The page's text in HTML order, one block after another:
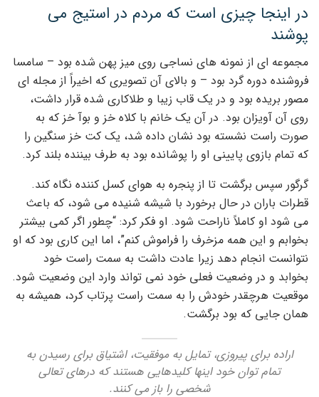
در اینجا چیزی است که مردم در استیج می
پوشند
مجموعه ای از نمونه های نساجی روی میز پهن شده بود – سامسا
فروشنده دوره گرد بود – و بالای آن تصویری که اخیراً از مجله ای
مصور بریده بود و در یک قاب زیبا و طلاکاری شده قرار داشت،
روی آن آویزان بود. در آن یک خانم با کلاه خز و بوآ خز که به
صورت راست نشسته بود نشان داده شد، یک کت خز سنگین را
که تمام بازوی پایینی او را پوشانده بود به طرف بیننده بلند کرد.
گرگور سپس برگشت تا از پنجره به هوای کسل کننده نگاه کند.
قطرات باران در حال برخورد با شیشه شنیده می شود، که باعث
می شود او کاملاً ناراحت شود. او فکر کرد: “چطور اگر کمی بیشتر
بخوابم و این همه مزخرف را فراموش کنم”، اما این کاری بود که او
نتوانست انجام دهد زیرا عادت داشت به سمت راست خود
بخوابد و در وضعیت فعلی خود نمی تواند وارد این وضعیت شود.
موقعیت هرچقدر خودش را به سمت راست پرتاب کرد، همیشه به
همان جایی که بود برگشت.
اراده برای پیروزی، تمایل به موفقیت، اشتیاق برای رسیدن به
تمام توان خود اینها کلیدهایی هستند که درهای تعالی
شخصی را باز می کنند.